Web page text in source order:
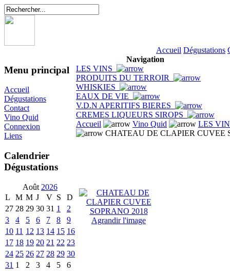
Accueil Dégustations
Menu principal
Accueil
Dégustations
Contact
Vino Quid
Connexion
Liens
Calendrier
Dégustations
Août 2026
L
M M J V S
D
27 28 29 30 31 1
2
3
4 5 6 7 8
9
10 11 12 13 14 15 16
17 18 19 20 21 22 23
24 25 26 27 28 29 30
31 1 2 3 4 5 6
Navigation
LES VINS
PRODUITS DU TERROIR
WHISKIES
EAUX DE VIE
V.D.N APERITIFS BIERES
CREMES LIQUEURS SIROPS
Accueil
Vino Quid
LES
CHATEAU DE CLAPIER CUVEE
Agrandir l'image